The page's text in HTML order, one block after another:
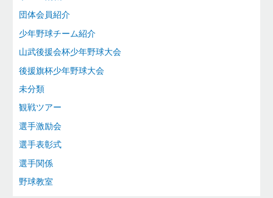
団体会員紹介
少年野球チーム紹介
山武後援会杯少年野球大会
後援旗杯少年野球大会
未分類
観戦ツアー
選手激励会
選手表彰式
選手関係
野球教室